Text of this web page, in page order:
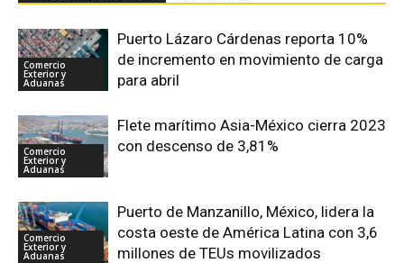
Comercio
Exterior y
Aduanas
Puerto Lázaro Cárdenas reporta 10%
de incremento en movimiento de carga
para abril
Comercio
Exterior y
Aduanas
Flete marítimo Asia-México cierra 2023
con descenso de 3,81%
Comercio
Exterior y
Aduanas
Puerto de Manzanillo, México, lidera la
costa oeste de América Latina con 3,6
millones de TEUs movilizados